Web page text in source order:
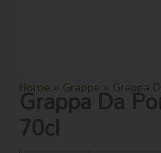
Home » Grappe » Grappa
Grappa Da
70cl